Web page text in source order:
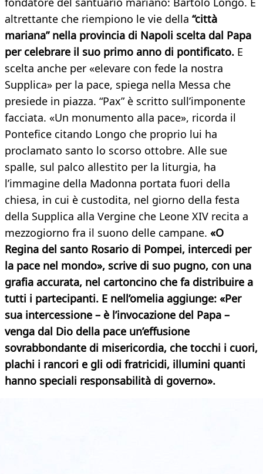
altrettante che riempiono le vie della “città
mariana” nella provincia di Napoli scelta dal Papa
per celebrare il suo primo anno di pontificato. E
scelta anche per «elevare con fede la nostra
Supplica» per la pace, spiega nella Messa che
presiede in piazza. “Pax” è scritto sull’imponente
facciata. «Un monumento alla pace», ricorda il
Pontefice citando Longo che proprio lui ha
proclamato santo lo scorso ottobre. Alle sue
spalle, sul palco allestito per la liturgia, ha
l’immagine della Madonna portata fuori della
chiesa, in cui è custodita, nel giorno della festa
della Supplica alla Vergine che Leone XIV recita a
mezzogiorno fra il suono delle campane. «O
Regina del santo Rosario di Pompei, intercedi per
la pace nel mondo», scrive di suo pugno, con una
grafia accurata, nel cartoncino che fa distribuire a
tutti i partecipanti. E nell’omelia aggiunge: «Per
sua intercessione – è l’invocazione del Papa –
venga dal Dio della pace un’effusione
sovrabbondante di misericordia, che tocchi i cuori,
plachi i rancori e gli odi fratricidi, illumini quanti
hanno speciali responsabilità di governo».